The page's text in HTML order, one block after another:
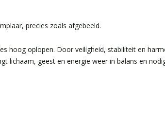
precies zoals afgebeeld.
hoog oplopen. Door veiligheid, stabiliteit en
lichaam, geest en energie weer in balans en